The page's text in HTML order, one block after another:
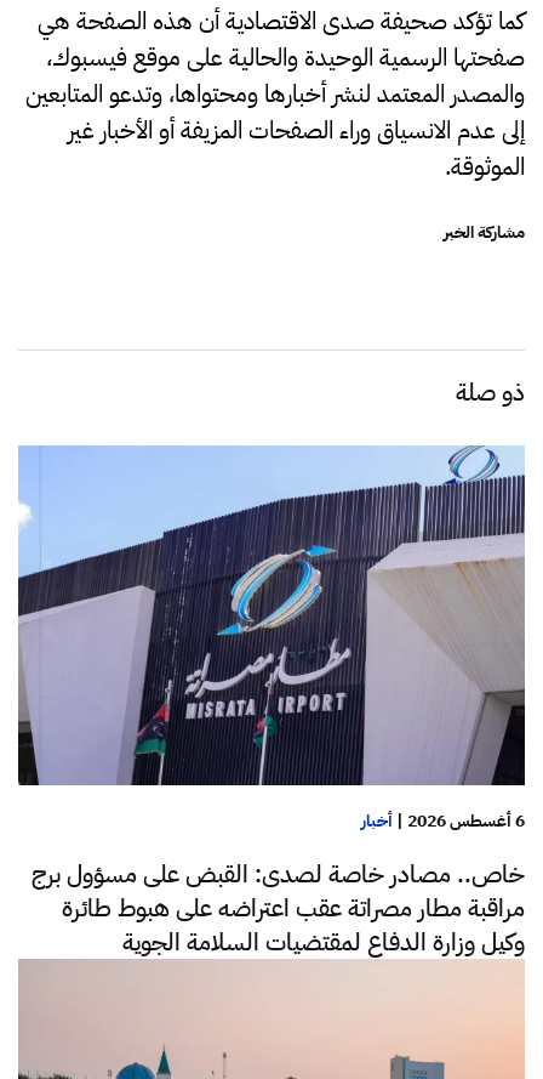
كما تؤكد صحيفة صدى الاقتصادية أن هذه الصفحة هي
صفحتها الرسمية الوحيدة والحالية على موقع فيسبوك،
والمصدر المعتمد لنشر أخبارها ومحتواها، وتدعو المتابعين
إلى عدم الانسياق وراء الصفحات المزيفة أو الأخبار غير
الموثوقة.
مشاركة الخبر
ذو صلة
6 أغسطس 2026 | أخبار
خاص.. مصادر خاصة لصدى: القبض على مسؤول برج
مراقبة مطار مصراتة عقب اعتراضه على هبوط طائرة
وكيل وزارة الدفاع لمقتضيات السلامة الجوية